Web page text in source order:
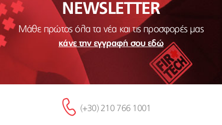
NEWSLETTER
Μάθε πρώτος όλα τα νέα και τις προσφορές μας
κάνε την εγγραφή σου εδώ
(+30) 210 766 1001